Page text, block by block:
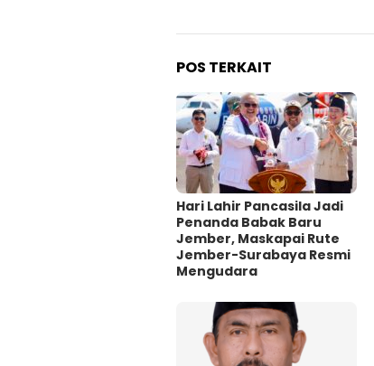
POS TERKAIT
Hari Lahir Pancasila Jadi
Penanda Babak Baru
Jember, Maskapai Rute
Jember-Surabaya Resmi
Mengudara